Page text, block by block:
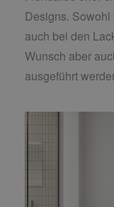
Designs. Sowohl
auch bei den
Wunsch aber
ausgeführt